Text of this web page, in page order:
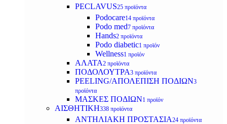
PECLAVUS25 προϊόντα
Podocare14 προϊόντα
Podo med7 προϊόντα
Hands2 προϊόντα
Podo diabetic1 προϊόν
Wellness1 προϊόν
ΑΛΑΤΑ2 προϊόντα
ΠΟΔΟΛΟΥΤΡΑ3 προϊόντα
PEELING/ΑΠΟΛΕΠΙΣΗ ΠΟΔΙΩΝ3
προϊόντα
ΜΑΣΚΕΣ ΠΟΔΙΩΝ1 προϊόν
ΑΙΣΘΗΤΙΚΗ338 προϊόντα
ΑΝΤΗΛΙΑΚΗ ΠΡΟΣΤΑΣΙΑ24 προϊόντα